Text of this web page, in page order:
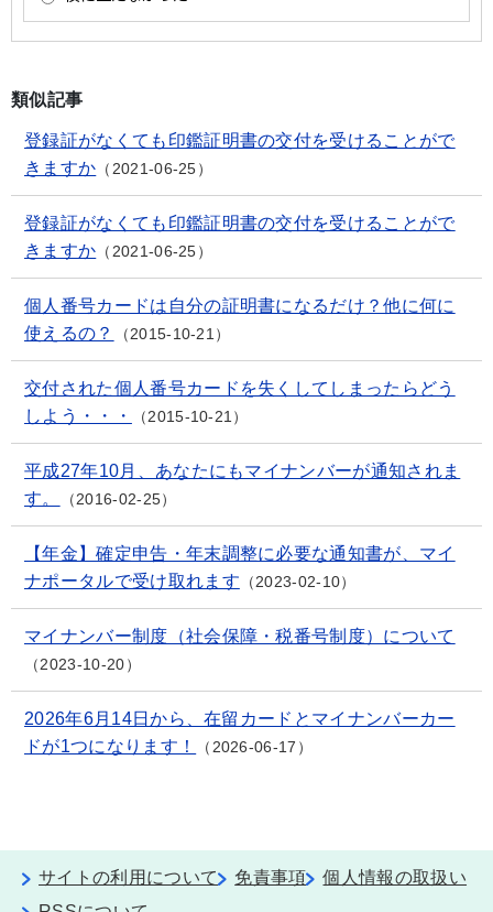
類似記事
登録証がなくても印鑑証明書の交付を受けることがで
きますか
2021-06-25
登録証がなくても印鑑証明書の交付を受けることがで
きますか
2021-06-25
個人番号カードは自分の証明書になるだけ？他に何に
使えるの？
2015-10-21
交付された個人番号カードを失くしてしまったらどう
しよう・・・
2015-10-21
平成27年10月、あなたにもマイナンバーが通知されま
す。
2016-02-25
【年金】確定申告・年末調整に必要な通知書が、マイ
ナポータルで受け取れます
2023-02-10
マイナンバー制度（社会保障・税番号制度）について
2023-10-20
2026年6月14日から、在留カードとマイナンバーカー
ドが1つになります！
2026-06-17
サイトの利用について 免責事項
個人情報の取扱い